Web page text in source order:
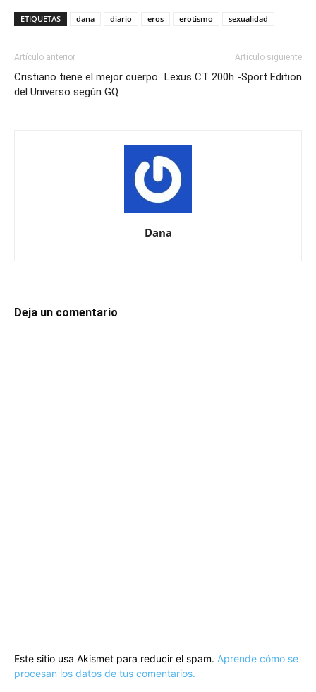
ETIQUETAS dana diario eros erotismo sexualidad
Artículo anterior
Cristiano tiene el mejor cuerpo
del Universo según GQ
Artículo siguiente
Lexus CT 200h -Sport Edition
Dana
Deja un comentario
Este sitio usa Akismet para reducir el spam. Aprende cómo se
procesan los datos de tus comentarios.